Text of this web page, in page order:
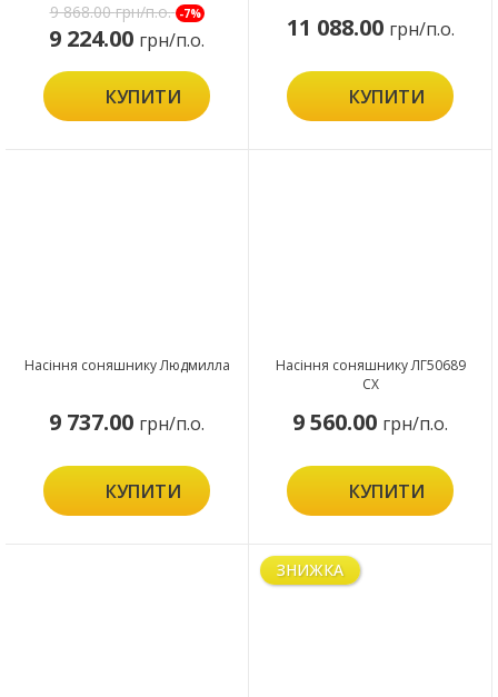
9 868.00грн/п.о. -7%
9 224.00 грн/п.о.
КУПИТИ
11 088.00 грн/п.о.
КУПИТИ
Насіння соняшнику Людмилла
9 737.00 грн/п.о.
КУПИТИ
Насіння соняшнику ЛГ50689
СХ
9 560.00 грн/п.о.
КУПИТИ
ЗНИЖКА